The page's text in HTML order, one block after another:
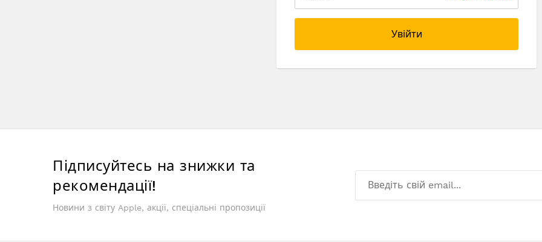
Увійти
Підписуйтесь на знижки та
рекомендації!
Новини з світу Apple, акції, спеціальні пропозиції